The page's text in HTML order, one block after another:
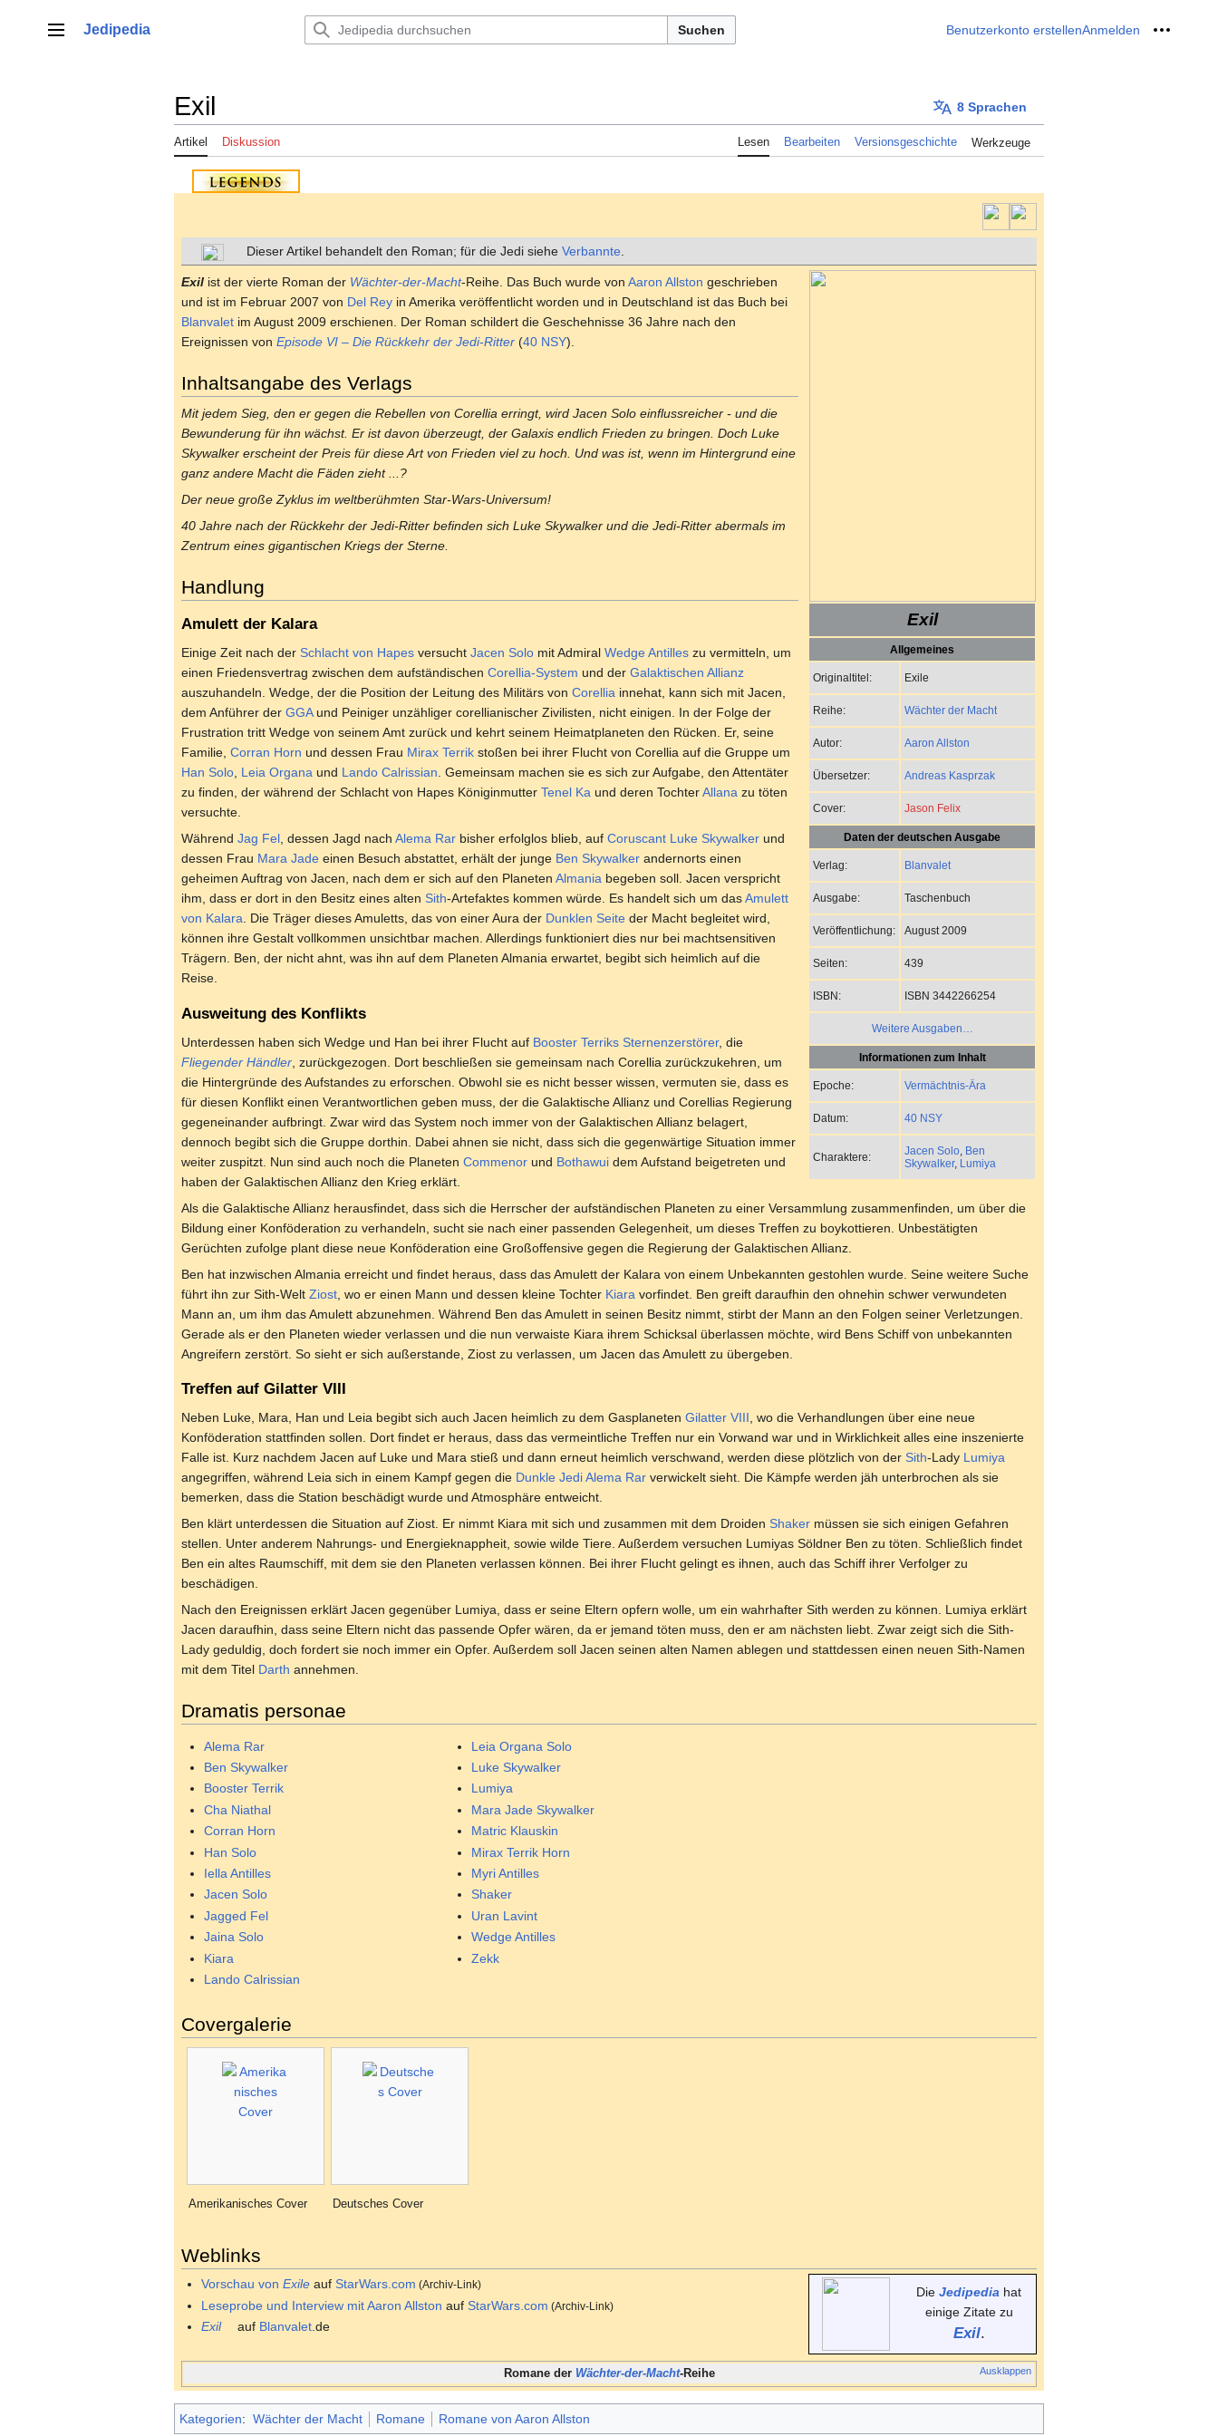
springenHauptmenü
Jedipedia Suchen Benutzerkonto erstellenAnmelden Meine
Exil 8 Sprachen
Artikel Diskussion Lesen Bearbeiten Versionsgeschichte Werkzeuge
Dieser Artikel behandelt den Roman; für die Jedi siehe Verbannte
Exil
Allgemeines
Originaltitel: Exile
Reihe: Wächter der Macht
Autor: Aaron Allston
Übersetzer: Andreas Kasprzak
Cover: Jason Felix
Daten der deutschen Ausgabe
Verlag: Blanvalet
Ausgabe: Taschenbuch
Veröffentlichung: August 2009
Seiten: 439
ISBN: ISBN 3442266254
Weitere Ausgaben…
Informationen zum Inhalt
Epoche: Vermächtnis-Ära
Datum: 40 NSY
Charaktere:
Jacen Solo
Ben
Skywalker, Lumiya
Exil ist der vierte Roman der Wächter-der-Macht-Reihe. Das Buch wurde von Aaron Allston geschrieben
und ist im Februar 2007 von Del Rey in Amerika veröffentlicht worden und in Deutschland ist das Buch bei
Blanvalet im August 2009 erschienen. Der Roman schildert die Geschehnisse 36 Jahre nach den
Ereignissen von Episode VI – Die Rückkehr der Jedi-Ritter (40 NSY).
Inhaltsangabe des Verlags
Mit jedem Sieg, den er gegen die Rebellen von Corellia erringt, wird Jacen Solo einflussreicher - und die
Bewunderung für ihn wächst. Er ist davon überzeugt, der Galaxis endlich Frieden zu bringen. Doch Luke
Skywalker erscheint der Preis für diese Art von Frieden viel zu hoch. Und was ist, wenn im Hintergrund eine
ganz andere Macht die Fäden zieht ...?
Der neue große Zyklus im weltberühmten Star-Wars-Universum!
40 Jahre nach der Rückkehr der Jedi-Ritter befinden sich Luke Skywalker und die Jedi-Ritter abermals im
Zentrum eines gigantischen Kriegs der Sterne.
Handlung
Amulett der Kalara
Einige Zeit nach der Schlacht von Hapes versucht Jacen Solo mit Admiral Wedge Antilles zu vermitteln, um
einen Friedensvertrag zwischen dem aufständischen Corellia-System und der Galaktischen Allianz
auszuhandeln. Wedge, der die Position der Leitung des Militärs von Corellia innehat, kann sich mit Jacen,
dem Anführer der GGAund Peiniger unzähliger corellianischer Zivilisten, nicht einigen. In der Folge der
Frustration tritt Wedge von seinem Amt zurück und kehrt seinem Heimatplaneten den Rücken. Er, seine
Familie, Corran Horn und dessen Frau Mirax Terrik stoßen bei ihrer Flucht von Corellia auf die Gruppe um
Han Solo, Leia Organa und Lando Calrissian. Gemeinsam machen sie es sich zur Aufgabe, den Attentäter
zu finden, der während der Schlacht von Hapes Königinmutter Tenel Ka und deren TochterAllana zu töten
versuchte.
Während Jag Fel, dessen Jagd nach Alema Rar bisher erfolglos blieb, auf Coruscant Luke Skywalker und
dessen Frau Mara Jade einen Besuch abstattet, erhält der junge Ben Skywalker andernorts einen
geheimen Auftrag von Jacen, nach dem er sich auf den Planeten Almania begeben soll. Jacen verspricht
ihm, dass er dort in den Besitz eines alten Sith-Artefaktes kommen würde. Es handelt sich um dasAmulett
von Kalara. Die Träger dieses Amuletts, das von einer Aura der Dunklen Seite der Macht begleitet wird,
können ihre Gestalt vollkommen unsichtbar machen. Allerdings funktioniert dies nur bei machtsensitiven
Trägern. Ben, der nicht ahnt, was ihn auf dem Planeten Almania erwartet, begibt sich heimlich auf die
Reise.
Ausweitung des Konflikts
Unterdessen haben sich Wedge und Han bei ihrer Flucht auf Booster Terriks Sternenzerstörer, die
Fliegender Händler , zurückgezogen. Dort beschließen sie gemeinsam nach Corellia zurückzukehren, um
die Hintergründe des Aufstandes zu erforschen. Obwohl sie es nicht besser wissen, vermuten sie, dass es
für diesen Konflikt einen Verantwortlichen geben muss, der die Galaktische Allianz und Corellias Regierung
gegeneinander aufbringt. Zwar wird das System noch immer von der Galaktischen Allianz belagert,
dennoch begibt sich die Gruppe dorthin. Dabei ahnen sie nicht, dass sich die gegenwärtige Situation immer
weiter zuspitzt. Nun sind auch noch die Planeten Commenor und Bothawui dem Aufstand beigetreten und
haben der Galaktischen Allianz den Krieg erklärt.
Als die Galaktische Allianz herausfindet, dass sich die Herrscher der aufständischen Planeten zu einer Versammlung zusammenfinden, um über die
Bildung einer Konföderation zu verhandeln, sucht sie nach einer passenden Gelegenheit, um dieses Treffen zu boykottieren. Unbestätigten
Gerüchten zufolge plant diese neue Konföderation eine Großoffensive gegen die Regierung der Galaktischen Allianz.
Ben hat inzwischen Almania erreicht und findet heraus, dass das Amulett der Kalara von einem Unbekannten gestohlen wurde. Seine weitere Suche
führt ihn zur Sith-Welt Ziost , wo er einen Mann und dessen kleine Tochter Kiara vorfindet. Ben greift daraufhin den ohnehin schwer verwundeten
Mann an, um ihm das Amulett abzunehmen. Während Ben das Amulett in seinen Besitz nimmt, stirbt der Mann an den Folgen seiner Verletzungen.
Gerade als er den Planeten wieder verlassen und die nun verwaiste Kiara ihrem Schicksal überlassen möchte, wird Bens Schiff von unbekannten
Angreifern zerstört. So sieht er sich außerstande, Ziost zu verlassen, um Jacen das Amulett zu übergeben.
Treffen auf Gilatter VIII
Neben Luke, Mara, Han und Leia begibt sich auch Jacen heimlich zu dem Gasplaneten Gilatter VIII , wo die Verhandlungen über eine neue
Konföderation stattfinden sollen. Dort findet er heraus, dass das vermeintliche Treffen nur ein Vorwand war und in Wirklichkeit alles eine inszenierte
Falle ist. Kurz nachdem Jacen auf Luke und Mara stieß und dann erneut heimlich verschwand, werden diese plötzlich von der Sith-Lady Lumiya
angegriffen, während Leia sich in einem Kampf gegen die Dunkle JediAlema Rar verwickelt sieht. Die Kämpfe werden jäh unterbrochen als sie
bemerken, dass die Station beschädigt wurde und Atmosphäre entweicht.
Ben klärt unterdessen die Situation auf Ziost. Er nimmt Kiara mit sich und zusammen mit dem Droiden Shaker müssen sie sich einigen Gefahren
stellen. Unter anderem Nahrungs- und Energieknappheit, sowie wilde Tiere. Außerdem versuchen Lumiyas Söldner Ben zu töten. Schließlich findet
Ben ein altes Raumschiff, mit dem sie den Planeten verlassen können. Bei ihrer Flucht gelingt es ihnen, auch das Schiff ihrer Verfolger zu
beschädigen.
Nach den Ereignissen erklärt Jacen gegenüber Lumiya, dass er seine Eltern opfern wolle, um ein wahrhafter Sith werden zu können. Lumiya erklärt
Jacen daraufhin, dass seine Eltern nicht das passende Opfer wären, da er jemand töten muss, den er am nächsten liebt. Zwar zeigt sich die Sith-
Lady geduldig, doch fordert sie noch immer ein Opfer. Außerdem soll Jacen seinen alten Namen ablegen und stattdessen einen neuen Sith-Namen
mit dem Titel Darth annehmen.
Dramatis personae
Alema Rar
Ben Skywalker
Booster Terrik
Cha Niathal
Corran Horn
Han Solo
Iella Antilles
Jacen Solo
Jagged Fel
Jaina Solo
Kiara
Lando Calrissian
Leia Organa Solo
Luke Skywalker
Lumiya
Mara Jade Skywalker
Matric Klauskin
Mirax Terrik Horn
Myri Antilles
Shaker
Uran Lavint
Wedge Antilles
Zekk
Covergalerie
Amerikanisches Cover Deutsches Cover
Weblinks
Die Jedipedia hat
einige Zitate zu
Exil.
Vorschau vonExile aufStarWars.com (Archiv-Link)
Leseprobe und Interview mit Aaron Allston aufStarWars.com (Archiv-Link)
Exil auf Blanvalet.de
Romane der Wächter-der-Macht-Reihe Ausklappen
Kategorien: Wächter der Macht Romane Romane von Aaron Allston